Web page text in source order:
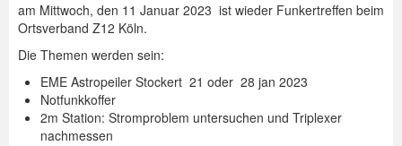
am Mittwoch, den 11 Januar 2023 ist wieder Funkertreffen beim
Ortsverband Z12 Köln.
Die Themen werden sein:
EME Astropeiler Stockert 21 oder 28 jan 2023
Notfunkkoffer
2m Station: Stromproblem untersuchen und Triplexer
nachmessen